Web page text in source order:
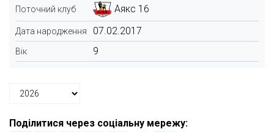
Поточний клуб Аякс 16
Дата народження 07.02.2017
Вік 9
Поділитися через соціальну мережу: